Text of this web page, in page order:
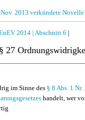
2013 verkündete
2014 |Abschnitt 6 |
§ 27
im Sinne des § 8 Abs. 1 Nr.
handelt, wer